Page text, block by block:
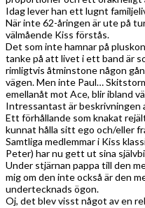
Idag lever han ett lugnt
När inte 62-åringen är ute på
välmående Kiss förstås.
Det som inte hamnar på
tanke på att livet i ett band är
rimligtvis åtminstone någon
vägen. Men inte Paul…
emellanåt mot Ace, blir ibland
Intressantast är beskrivningen
Ett förhållande som knakat
kunnat hålla sitt ego och/eller
Samtliga medlemmar i Kiss
Peter) har nu gett ut sina
Under stjärnan pappa till den
mig om den inte också är den
undertecknads ögon.
Oj, det blev visst något av en